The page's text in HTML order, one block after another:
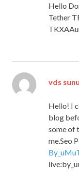
Hello
Tether
vds
Hello! I
blog
some of
me.Seo